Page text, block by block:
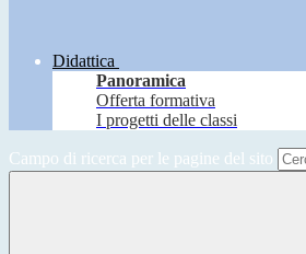
Didattica
Panoramica
Offerta formativa
I progetti delle classi
Campo di ricerca per le pagine del sito